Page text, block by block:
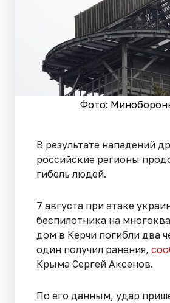
Фото:
В результате нападений
российские регионы
гибель людей.
7 августа при атаке
беспилотника на
дом в Керчи погибли два
один получил ранения,
Крыма Сергей Аксенов.
По его данным, удар